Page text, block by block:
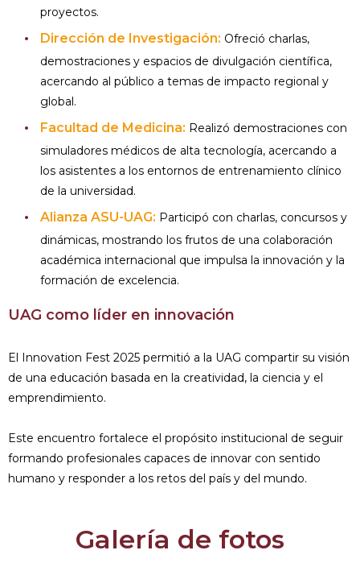
proyectos.
Dirección de Investigación: Ofreció charlas,
demostraciones y espacios de divulgación científica,
acercando al público a temas de impacto regional y
global.
Facultad de Medicina: Realizó demostraciones con
simuladores médicos de alta tecnología, acercando a
los asistentes a los entornos de entrenamiento clínico
de la universidad.
Alianza ASU-UAG: Participó con charlas, concursos y
dinámicas, mostrando los frutos de una colaboración
académica internacional que impulsa la innovación y la
formación de excelencia.
UAG como líder en innovación
El Innovation Fest 2025 permitió a la UAG compartir su visión
de una educación basada en la creatividad, la ciencia y el
emprendimiento.
Este encuentro fortalece el propósito institucional de seguir
formando profesionales capaces de innovar con sentido
humano y responder a los retos del país y del mundo.
Galería de fotos